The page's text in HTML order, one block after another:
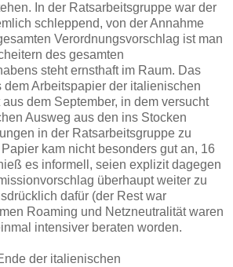
In der Ratsarbeitsgruppe war der
schleppend, von der Annahme
Verordnungsvorschlag ist man
des gesamten
steht ernsthaft im Raum. Das
Arbeitspapier der italienischen
dem September, in dem versucht
Ausweg aus den ins Stocken
in der Ratsarbeitsgruppe zu
kam nicht besonders gut an, 16
es informell, seien explizit dagegen
überhaupt weiter zu
dafür (der Rest war
Roaming und Netzneutralität waren
intensiver beraten worden.
der italienischen